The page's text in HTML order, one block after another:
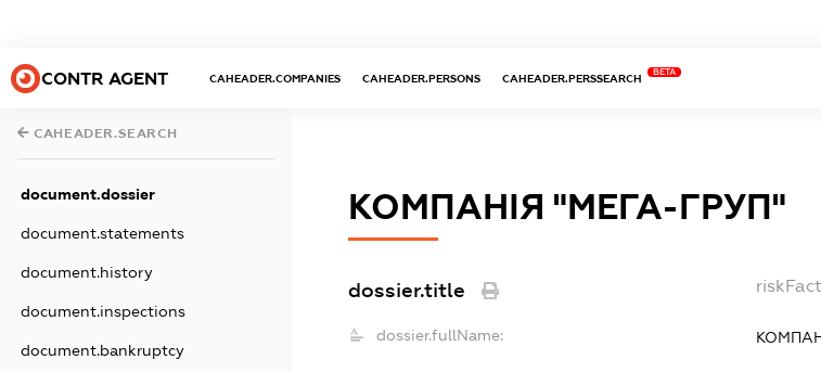
CONTR AGENT CAHEADER.COMPANIES CAHEADER.PERSONS CAHEADER.PERSSEARCH
BETA
CAHEADER.SEARCH
document.dossier
document.statements
document.history
document.inspections
document.bankruptcy
КОМПАНІЯ "МЕГА-ГРУП"
dossier.title
dossier.fullName: